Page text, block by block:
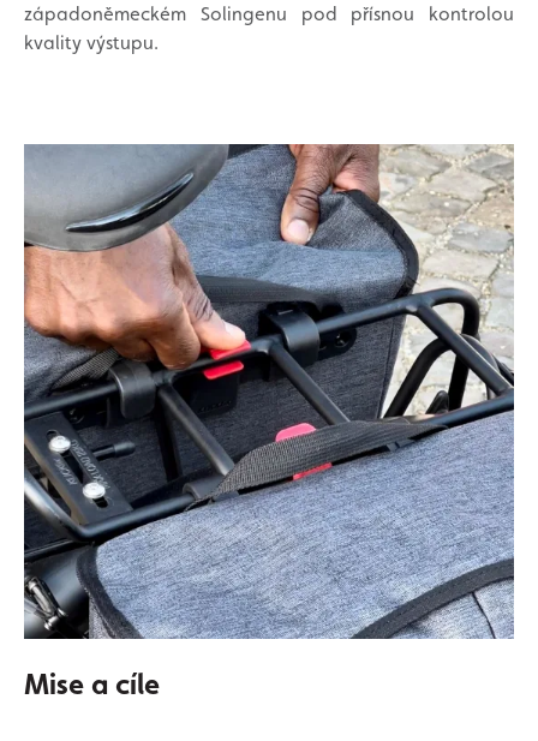
západoněmeckém Solingenu pod přísnou kontrolou
kvality výstupu.
Mise a cíle